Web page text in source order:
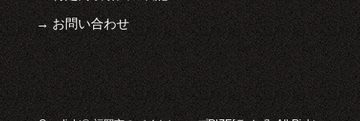
お問い合わせ